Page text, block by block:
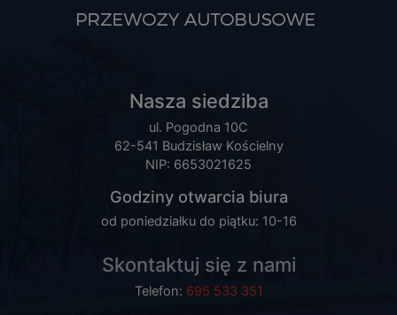
Nasza siedziba
ul. Pogodna 10C
62-541 Budzisław Kościelny
NIP: 6653021625
Godziny otwarcia biura
od poniedziałku do piątku: 10-16
Skontaktuj się z nami
Telefon: 695 533 351